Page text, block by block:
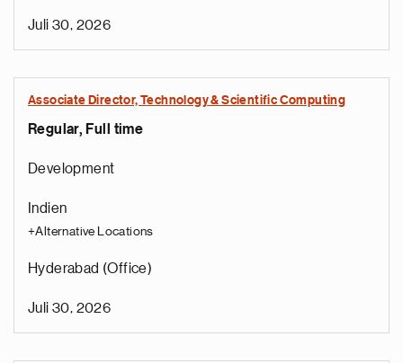
Juli 30, 2026
Associate Director, Technology & Scientific Computing
Regular, Full time
Development
Indien
+Alternative Locations
Hyderabad (Office)
Juli 30, 2026